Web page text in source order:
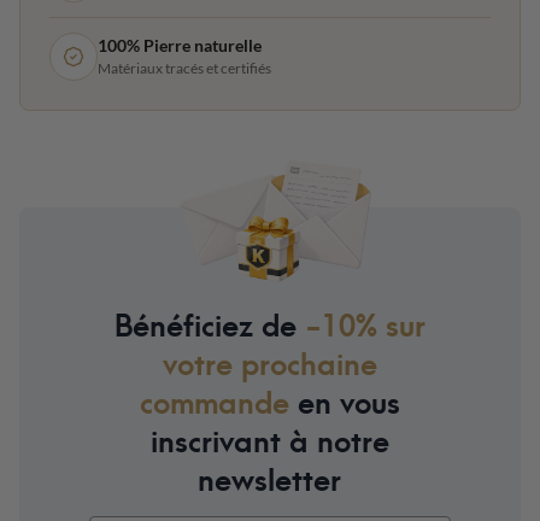
100% Pierre naturelle
Matériaux tracés et certifiés
Bénéficiez de -10% sur
votre prochaine
commandeen vous
inscrivant à notre
newsletter